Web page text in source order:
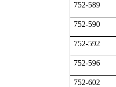
752-589
752-590
752-592
752-596
752-602